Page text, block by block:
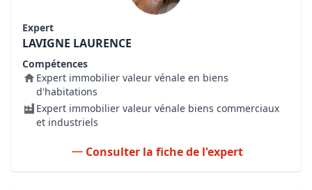
Expert
LAVIGNE LAURENCE
Compétences
Expert immobilier valeur vénale en biens
d'habitations
Expert immobilier valeur vénale biens commerciaux
et industriels
Consulter la fiche de l'expert